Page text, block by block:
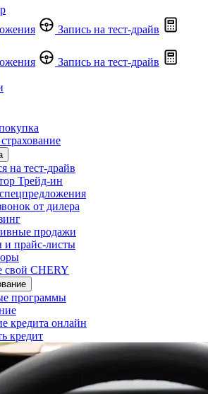
Запись на тест-драйв
Запись на тест-драйв
на тест-драйв
Трейд-ин
от дилера
продажи
прайс-листы
свой CHERY
программы
кредита онлайн
кредит